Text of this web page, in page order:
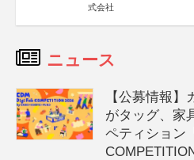
式会社
ニュース
【公募情報
がタッグ、家
ペティション